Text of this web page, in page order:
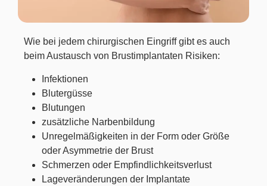
Wie bei jedem chirurgischen Eingriff gibt es auch
beim Austausch von Brustimplantaten Risiken:
Infektionen
Blutergüsse
Blutungen
zusätzliche Narbenbildung
Unregelmäßigkeiten in der Form oder Größe
oder Asymmetrie der Brust
Schmerzen oder Empfindlichkeitsverlust
Lageveränderungen der Implantate